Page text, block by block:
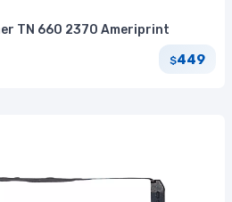
TN 660 2370 Ameriprint
$449